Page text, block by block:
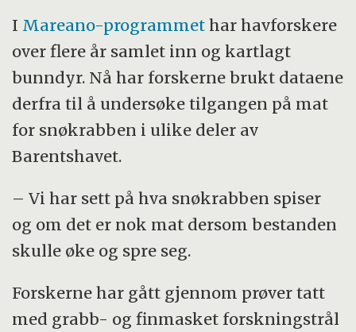
I Mareano-programmet har havforskere
over flere år samlet inn og kartlagt
bunndyr. Nå har forskerne brukt dataene
derfra til å undersøke tilgangen på mat
for snøkrabben i ulike deler av
Barentshavet.
– Vi har sett på hva snøkrabben spiser
og om det er nok mat dersom bestanden
skulle øke og spre seg.
Forskerne har gått gjennom prøver tatt
med grabb- og finmasket forskningstrål